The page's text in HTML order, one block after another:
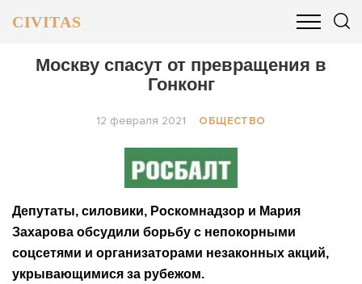
CIVITAS
ОБЩЕСТВО БИЗНЕС И ФИНАНСЫ
Москву спасут от превращения в
Гонконг
12 февраля 2021 ОБЩЕСТВО
Депутаты, силовики, Роскомнадзор и Мария
Захарова обсудили борьбу с непокорными
соцсетями и организаторами незаконных акций,
укрывающимися за рубежом.